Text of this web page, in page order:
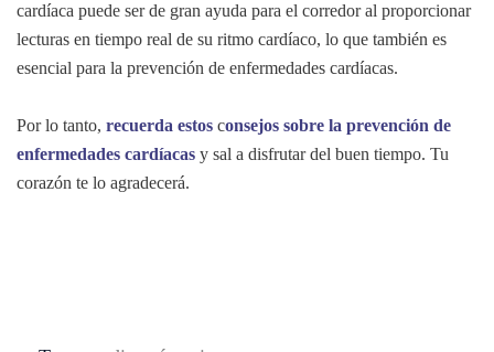
cardíaca puede ser de gran ayuda para el corredor al proporcionar
lecturas en tiempo real de su ritmo cardíaco, lo que también es
esencial para la prevención de enfermedades cardíacas.
Por lo tanto, recuerda estos consejos sobre la prevención de
enfermedades cardíacas y sal a disfrutar del buen tiempo. Tu
corazón te lo agradecerá.